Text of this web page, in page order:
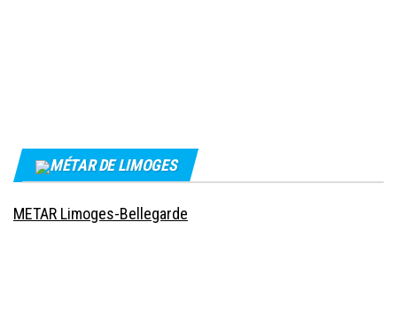
MÉTAR DE LIMOGES
METAR Limoges-Bellegarde